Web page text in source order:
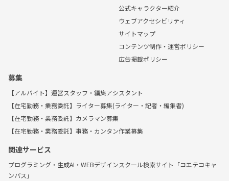
公式キャラクター紹介
ウェブアクセシビリティ
サイトマップ
コンテンツ制作・運営ポリシー
広告掲載ポリシー
募集
【アルバイト】運営スタッフ・編集アシスタント
【在宅勤務・業務委託】ライター募集(ライター・記者・編集者)
【在宅勤務・業務委託】カメラマン募集
【在宅勤務・業務委託】事務・カンタン作業募集
関連サービス
プログラミング・生成AI・WEBデザインスクール検索サイト「コエテコキャ
ンパス」